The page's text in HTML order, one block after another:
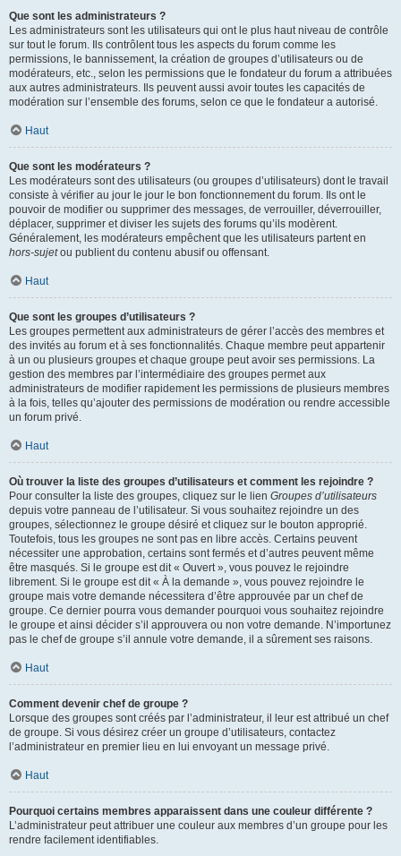
Que sont les administrateurs ?
Les administrateurs sont les utilisateurs qui ont le plus haut niveau de contrôle
sur tout le forum. Ils contrôlent tous les aspects du forum comme les
permissions, le bannissement, la création de groupes d’utilisateurs ou de
modérateurs, etc., selon les permissions que le fondateur du forum a attribuées
aux autres administrateurs. Ils peuvent aussi avoir toutes les capacités de
modération sur l’ensemble des forums, selon ce que le fondateur a autorisé.
Haut
Que sont les modérateurs ?
Les modérateurs sont des utilisateurs (ou groupes d’utilisateurs) dont le travail
consiste à vérifier au jour le jour le bon fonctionnement du forum. Ils ont le
pouvoir de modifier ou supprimer des messages, de verrouiller, déverrouiller,
déplacer, supprimer et diviser les sujets des forums qu’ils modèrent.
Généralement, les modérateurs empêchent que les utilisateurs partent en
hors-sujetou publient du contenu abusif ou offensant.
Haut
Que sont les groupes d’utilisateurs ?
Les groupes permettent aux administrateurs de gérer l’accès des membres et
des invités au forum et à ses fonctionnalités. Chaque membre peut appartenir
à un ou plusieurs groupes et chaque groupe peut avoir ses permissions. La
gestion des membres par l’intermédiaire des groupes permet aux
administrateurs de modifier rapidement les permissions de plusieurs membres
à la fois, telles qu’ajouter des permissions de modération ou rendre accessible
un forum privé.
Haut
Où trouver la liste des groupes d’utilisateurs et comment les rejoindre ?
Pour consulter la liste des groupes, cliquez sur le lien Groupes d’utilisateurs
depuis votre panneau de l’utilisateur. Si vous souhaitez rejoindre un des
groupes, sélectionnez le groupe désiré et cliquez sur le bouton approprié.
Toutefois, tous les groupes ne sont pas en libre accès. Certains peuvent
nécessiter une approbation, certains sont fermés et d’autres peuvent même
être masqués. Si le groupe est dit « Ouvert », vous pouvez le rejoindre
librement. Si le groupe est dit « À la demande », vous pouvez rejoindre le
groupe mais votre demande nécessitera d’être approuvée par un chef de
groupe. Ce dernier pourra vous demander pourquoi vous souhaitez rejoindre
le groupe et ainsi décider s’il approuvera ou non votre demande. N’importunez
pas le chef de groupe s’il annule votre demande, il a sûrement ses raisons.
Haut
Comment devenir chef de groupe ?
Lorsque des groupes sont créés par l’administrateur, il leur est attribué un chef
de groupe. Si vous désirez créer un groupe d’utilisateurs, contactez
l’administrateur en premier lieu en lui envoyant un message privé.
Haut
Pourquoi certains membres apparaissent dans une couleur différente ?
L’administrateur peut attribuer une couleur aux membres d’un groupe pour les
rendre facilement identifiables.